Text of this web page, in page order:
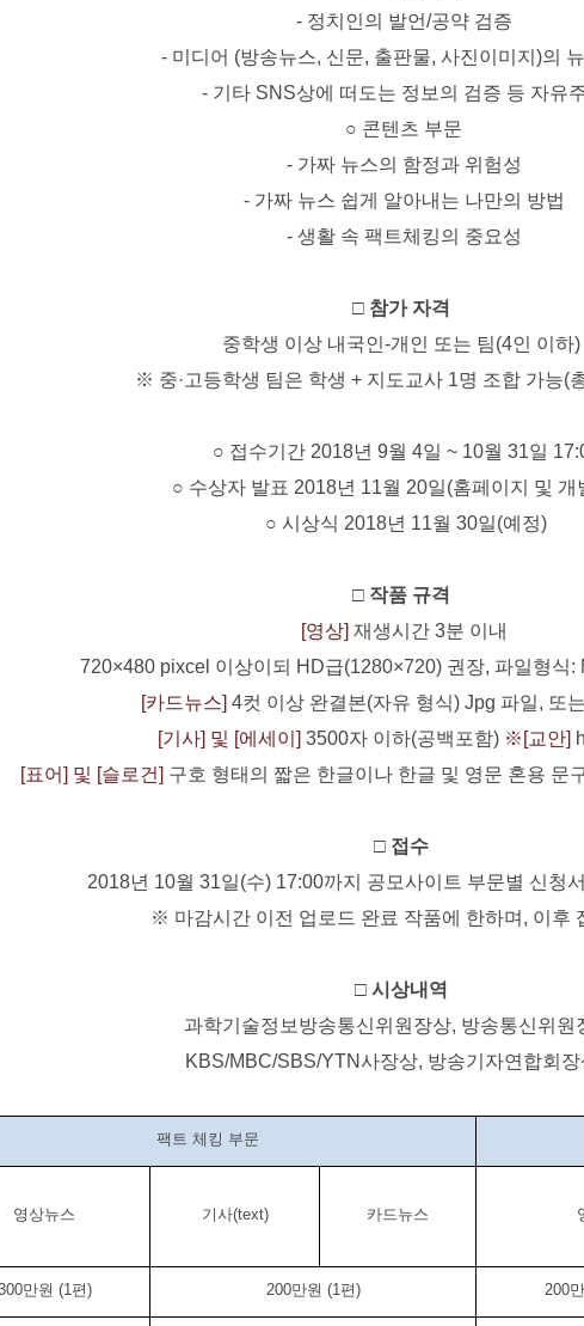
- 정치인의 발언/공약 검증
- 미디어 (방송뉴스, 신문, 출판물, 사진이미지)의
- 기타 SNS상에 떠도는 정보의 검증 등 자유
○ 콘텐츠 부문
- 가짜 뉴스의 함정과 위험성
- 가짜 뉴스 쉽게 알아내는 나만의 방법
- 생활 속 팩트체킹의 중요성
□ 참가 자격
중학생 이상 내국인-개인 또는 팀(4인 이하)
※ 중·고등학생 팀은 학생 + 지도교사 1명 조합 가능(
○ 접수기간 2018년 9월 4일 ~ 10월 31일
○ 수상자 발표 2018년 11월 20일(홈페이지 및 개
○ 시상식 2018년 11월 30일(예정)
□ 작품 규격
[영상] 재생시간 3분 이내
720×480 pixcel 이상이되 HD급(1280×720) 권장, 파일형식:
[카드뉴스] 4컷 이상 완결본(자유 형식) Jpg 파일, 또는
[기사] 및 [에세이 ] 3500자 이하(공백포함) ※ [교안]
[표어] 및 [슬로건] 구호 형태의 짧은 한글이나 한글 및 영문 혼용 문
□ 접수
2018년 10월 31일(수) 17:00까지 공모사이트 부문별 신청
※ 마감시간 이전 업로드 완료 작품에 한하며 , 이후
□ 시상내역
과학기술정보방송통신위원장상, 방송통신위원
KBS/MBC/SBS/YTN사장상, 방송기자연합회장
팩트 체킹 부문
영상뉴스 기사(text) 카드뉴스
만원 (1편) 200만원 (1편) 200